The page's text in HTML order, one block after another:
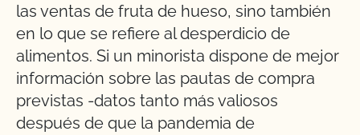
las ventas de fruta de hueso, sino también
en lo que se refiere al desperdicio de
alimentos. Si un minorista dispone de mejor
información sobre las pautas de compra
previstas -datos tanto más valiosos
después de que la pandemia de